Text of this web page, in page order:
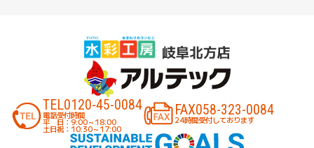
TEL0120-45-0084
電話受付時間
平 日：9:00～18:00
土日祝：10:30～17:00
FAX058-323-0084
24時間受付しております